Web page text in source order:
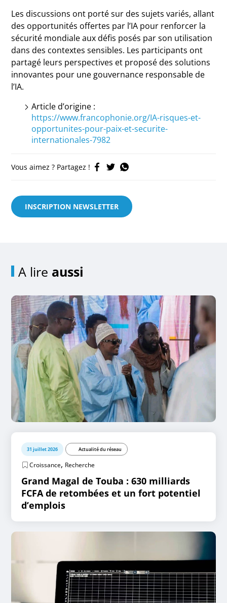
Les discussions ont porté sur des sujets variés, allant
des opportunités offertes par l’IA pour renforcer la
sécurité mondiale aux défis posés par son utilisation
dans des contextes sensibles. Les participants ont
partagé leurs perspectives et proposé des solutions
innovantes pour une gouvernance responsable de
l’IA.
Article d’origine :
https://www.francophonie.org/IA-risques-et-
opportunites-pour-paix-et-securite-
internationales-7982
Vous aimez ? Partagez !
INSCRIPTION NEWSLETTER
A lire aussi
31 juillet 2026 Actualité du réseau
Croissance, Recherche
Grand Magal de Touba : 630 milliards
FCFA de retombées et un fort potentiel
d’emplois